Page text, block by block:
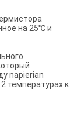
на 25℃ и
napierian
температурах к